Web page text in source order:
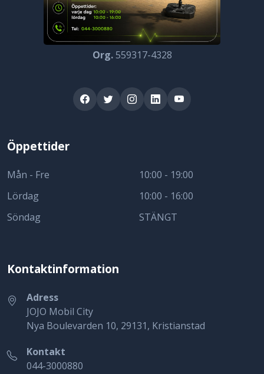
Org.559317-4328
Öppettider
Mån - Fre
Lördag
Söndag
10:00 - 19:00
10:00 - 16:00
STÄNGT
Kontaktinformation
Adress
JOJO Mobil City
Nya Boulevarden 10, 29131, Kristianstad
Kontakt
044-3000880